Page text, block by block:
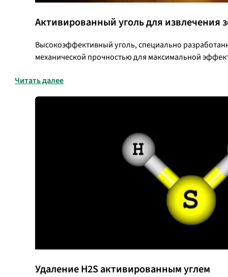
Активированный уголь для извлечения
Высокоэффективный уголь, специально
механической прочностью для максимальной
Читать далее
Удаление H2S активированным углем